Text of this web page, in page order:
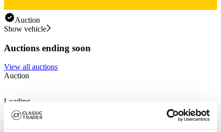
Auction
Show vehicle
Auctions ending soon
View all auctions
Auction
Loading…